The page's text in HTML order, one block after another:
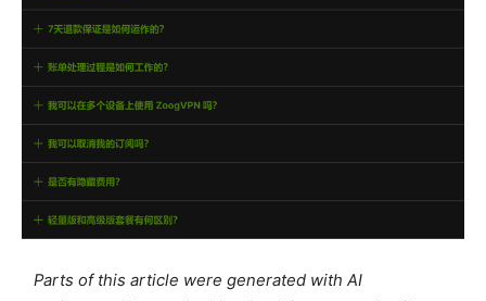
Parts of this article were generated with AI